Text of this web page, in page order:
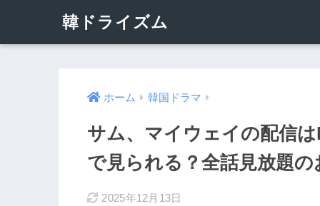
韓ドライズム
ホーム 韓国ドラマ
サム、マイウェイの配信
で見られる？全話見放題
2025年12月13日